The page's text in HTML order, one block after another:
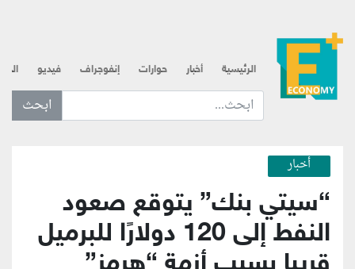
الرئيسية أخبار حوارات إنفوجراف فيديو
ابحث عن... :
أخبار
“سيتي بنك” يتوقع صعود
النفط إلى 120 دولارًا للبرميل